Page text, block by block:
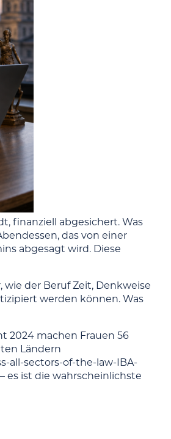
finanziell abgesichert. Was
das von einer
abgesagt wird. Diese
der Beruf Zeit, Denkweise
werden können. Was
2024 machen Frauen 56
Ländern
all-sectors-of-the-law-IBA-
es ist die wahrscheinlichste